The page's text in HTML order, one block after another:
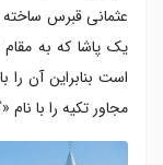
عثمانی قبرس
یک پاشا که به
است بنابراین آن را
مجاور تکیه را با